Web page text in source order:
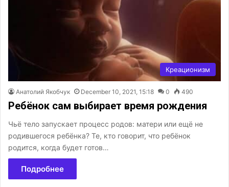
Креационизм
Анатолий Якобчук December 10, 2021, 15:18 0 490
Ребёнок сам выбирает время рождения
Чьё тело запускает процесс родов: матери или ещё не
родившегося ребёнка? Те, кто говорит, что ребёнок
родится, когда будет готов…
Подробнее